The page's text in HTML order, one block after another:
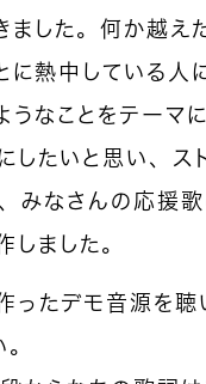
ました。何か越え
に熱中している人
うなことをテーマ
したいと思い、ス
みなさんの応援歌
しました。
たデモ音源を聴